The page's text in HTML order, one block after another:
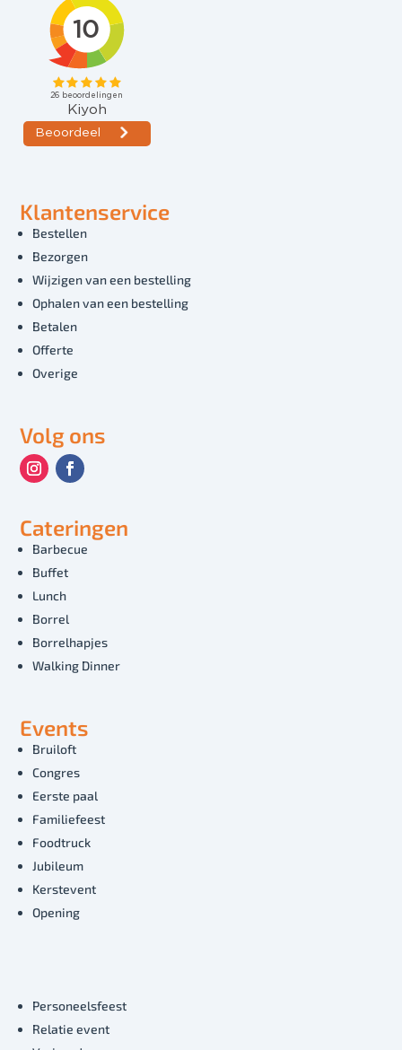
Klantenservice
Bestellen
Bezorgen
Wijzigen van een bestelling
Ophalen van een bestelling
Betalen
Offerte
Overige
Volg ons
Cateringen
Barbecue
Buffet
Lunch
Borrel
Borrelhapjes
Walking Dinner
Events
Bruiloft
Congres
Eerste paal
Familiefeest
Foodtruck
Jubileum
Kerstevent
Opening
Personeelsfeest
Relatie event